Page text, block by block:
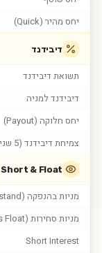
יחס מהיר (Quick)
דיבידנד
תשואת דיבידנד
דיבידנד למניה
יחס חלוקה (Payout)
צמיחת דיבידנד (5 שנים)
Short & Float
מניות בהנפקה (Shs Outstand)
מניות סחירות (Shs Float)
Short Interest